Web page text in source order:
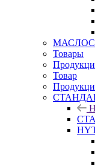
Товары
Товар